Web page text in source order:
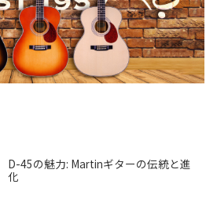
D-45の魅力: Martinギターの伝統と進
化